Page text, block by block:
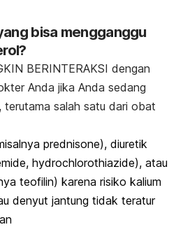
bisa mengganggu
BERINTERAKSI dengan
Anda jika Anda sedang
terutama salah satu dari obat
prednisone), diuretik
hydrochlorothiazide), atau
teofilin) ​​karena risiko kalium
denyut jantung tidak teratur